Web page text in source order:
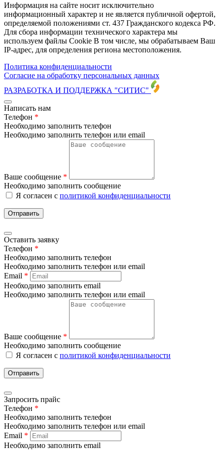
Информация на сайте носит исключительно
информационный характер и не является публичной офертой,
определяемой положениями ст. 437 Гражданского кодекса РФ.
Для сбора информации технического характера мы
используем файлы Cookie В том числе, мы обрабатываем Ваш
IP-адрес, для определения региона местоположения.
Политика конфиденциальности
Согласие на обработку персональных данных
РАЗРАБОТКА И ПОДДЕРЖКА "СИТИС"
Написать нам
Телефон *
Необходимо заполнить телефон
Необходимо заполнить телефон или email
Ваше сообщение *
Необходимо заполнить сообщение
Я согласен с политикой конфиденциальности
Отправить
Оставить заявку
Телефон *
Необходимо заполнить телефон
Необходимо заполнить телефон или email
Email *
Необходимо заполнить email
Необходимо заполнить телефон или email
Ваше сообщение *
Необходимо заполнить сообщение
Я согласен с политикой конфиденциальности
Отправить
Запросить прайс
Телефон *
Необходимо заполнить телефон
Необходимо заполнить телефон или email
Email *
Необходимо заполнить email